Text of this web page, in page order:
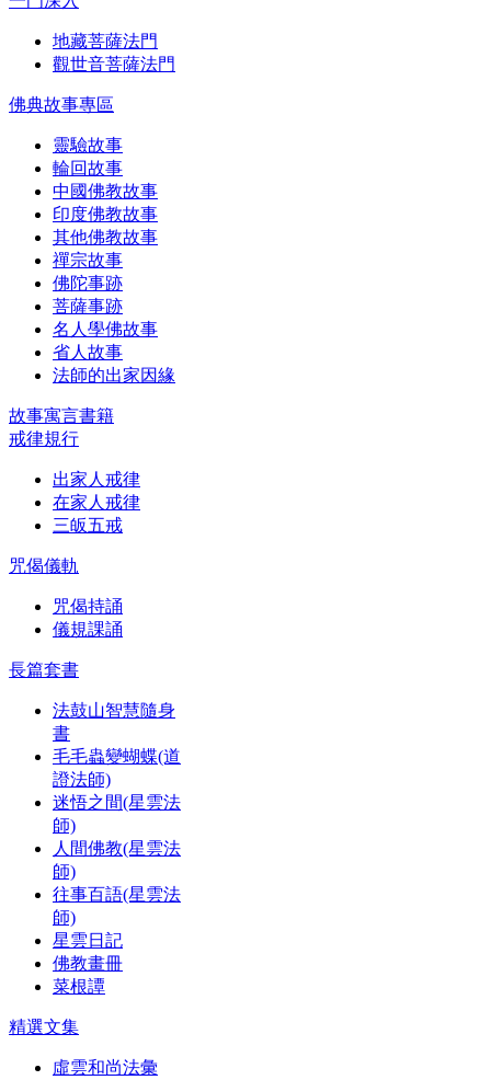
地藏菩薩法門
觀世音菩薩法門
佛典故事專區
靈驗故事
輪回故事
中國佛教故事
印度佛教故事
其他佛教故事
禪宗故事
佛陀事跡
菩薩事跡
名人學佛故事
省人故事
法師的出家因緣
故事寓言書籍
戒律規行
出家人戒律
在家人戒律
三皈五戒
咒偈儀軌
咒偈持誦
儀規課誦
長篇套書
法鼓山智慧隨身
書
毛毛蟲變蝴蝶(道
證法師)
迷悟之間(星雲法
師)
人間佛教(星雲法
師)
往事百語(星雲法
師)
星雲日記
佛教畫冊
菜根譚
精選文集
虛雲和尚法彙